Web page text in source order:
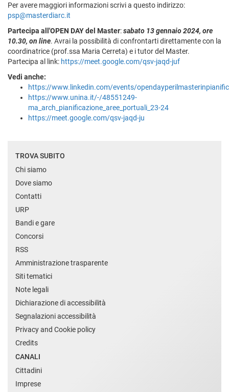
Per avere maggiori informazioni scrivi a questo indirizzo:
psp@masterdiarc.it
Partecipa all'OPEN DAY del Master:sabato 13 gennaio 2024, ore
10.30, on line. Avrai la possibilità di confrontarti direttamente con la
coordinatrice (prof.ssa Maria Cerreta) e i tutor del Master.
Partecipa al link: https://meet.google.com/qsv-jaqd-juf
Vedi anche:
https://www.linkedin.com/events/
https://www.unina.it/-/48551249-
ma_arch_pianificazione_aree_portuali_23-24
https://meet.google.com/qsv-jaqd-ju
TROVA SUBITO
Chi siamo
Dove siamo
Contatti
URP
Bandi e gare
Concorsi
RSS
Amministrazione trasparente
Siti tematici
Note legali
Dichiarazione di accessibilità
Segnalazioni accessibilità
Privacy and Cookie policy
Credits
CANALI
Cittadini
Imprese